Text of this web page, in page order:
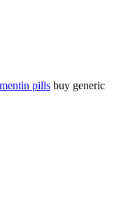
pills buy generic